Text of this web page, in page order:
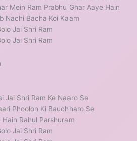
Mein Ram Prabhu Ghar Aaye Hain
Nachi Bacha Koi Kaam
Jai Shri Ram
Jai Shri Ram
Jai Shri Ram Ke Naaro Se
Phoolon Ki Bauchharo Se
Rahul Parshuram
Jai Shri Ram